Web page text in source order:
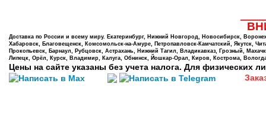
Доставка по России и всему миру. Екатеринбург, Нижний Новгород, Новосибирск,
Хабаровск, Благовещенск, Комсомольск-на-Амуре, Петропавловск-Камчатский, Якутск,
Прокопьевск, Барнаул, Рубцовск, Астрахань, Нижний Тагил, Владикавказ, Грозный,
Липецк, Орёл, Курск, Владимир, Калуга, Обнинск, Йошкар-Орал, Киров, Кострома,
Цены на сайте указаны без учета налога. Для физических